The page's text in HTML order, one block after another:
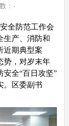
：-
全防范工作会
生产、消防和
近期典型案
势，对岁末年
全“百日攻坚”
。区委副书